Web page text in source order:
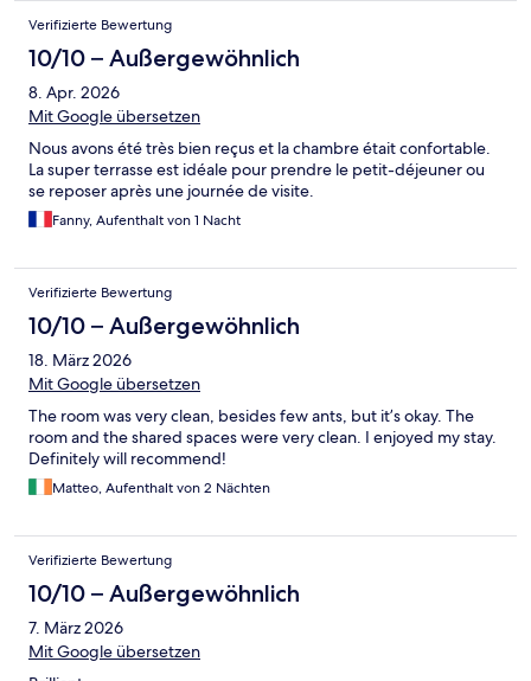
Verifizierte Bewertung
10/10 – Außergewöhnlich
8. Apr. 2026
Mit Google übersetzen
Nous avons été très bien reçus et la chambre était confortable.
La super terrasse est idéale pour prendre le petit-déjeuner ou
se reposer après une journée de visite.
Fanny, Aufenthalt von 1 Nacht
Verifizierte Bewertung
10/10 – Außergewöhnlich
18. März 2026
Mit Google übersetzen
The room was very clean, besides few ants, but it’s okay. The
room and the shared spaces were very clean. I enjoyed my stay.
Definitely will recommend!
Matteo, Aufenthalt von 2 Nächten
Verifizierte Bewertung
10/10 – Außergewöhnlich
7. März 2026
Mit Google übersetzen